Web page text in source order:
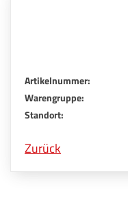
Artikelnummer:
Warengruppe:
Standort:
Zurück